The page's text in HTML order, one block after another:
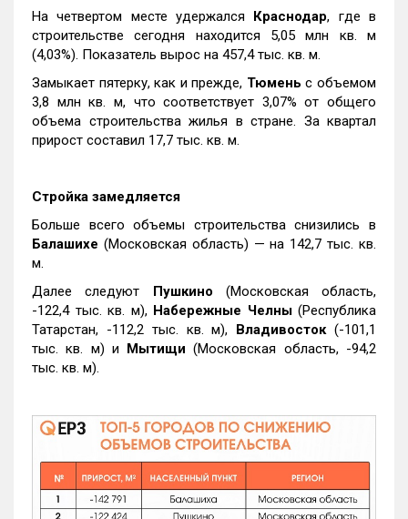
На четвертом месте удержался Краснодар, где в
строительстве сегодня находится 5,05 млн кв. м
(4,03%). Показатель вырос на 457,4 тыс. кв. м.
Замыкает пятерку, как и прежде, Тюмень с объемом
3,8 млн кв. м, что соответствует 3,07% от общего
объема строительства жилья в стране. За квартал
прирост составил 17,7 тыс. кв. м.
Стройка замедляется
Больше всего объемы строительства снизились в
Балашихе (Московская область) — на 142,7 тыс. кв.
м.
Далее следуют Пушкино (Московская область,
-122,4 тыс. кв. м), Набережные Челны(Республика
Татарстан, -112,2 тыс. кв. м), Владивосток(-101,1
тыс. кв. м) и Мытищи (Московская область, -94,2
тыс. кв. м).